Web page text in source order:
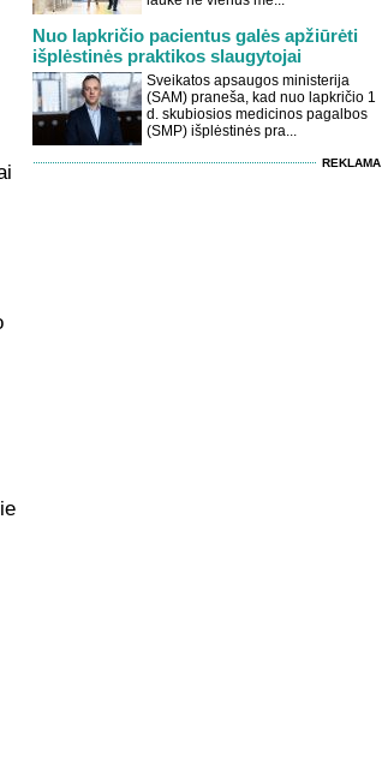
Nuo lapkričio pacientus galės apžiūrėti
išplėstinės praktikos slaugytojai
Sveikatos apsaugos ministerija
(SAM) praneša, kad nuo lapkričio 1
d. skubiosios medicinos pagalbos
(SMP) išplėstinės pra...
REKLAMA